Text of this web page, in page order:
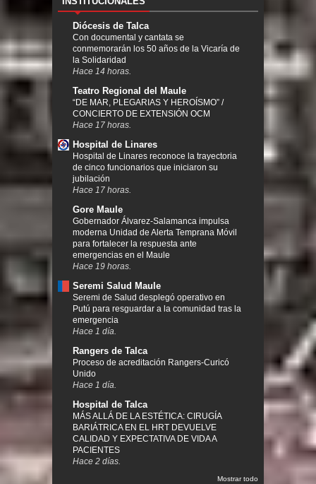
Diócesis de Talca
Con documental y cantata se
conmemorarán los 50 años de la Vicaría de
la Solidaridad
Hace 14 horas.
Teatro Regional del Maule
“DE MAR, PLEGARIAS Y HEROÍSMO” /
CONCIERTO DE EXTENSIÓN OCM
Hace 17 horas.
Hospital de Linares
Hospital de Linares reconoce la trayectoria
de cinco funcionarios que iniciaron su
jubilación
Hace 17 horas.
Gore Maule
Gobernador Álvarez-Salamanca impulsa
moderna Unidad de Alerta Temprana Móvil
para fortalecer la respuesta ante
emergencias en el Maule
Hace 19 horas.
Seremi Salud Maule
Seremi de Salud desplegó operativo en
Putú para resguardar a la comunidad tras la
emergencia
Hace 1 día.
Rangers de Talca
Proceso de acreditación Rangers-Curicó
Unido
Hace 1 día.
Hospital de Talca
MÁS ALLÁ DE LA ESTÉTICA: CIRUGÍA
BARIÁTRICA EN EL HRT DEVUELVE
CALIDAD Y EXPECTATIVA DE VIDA A
PACIENTES
Hace 2 días.
Mostrar todo